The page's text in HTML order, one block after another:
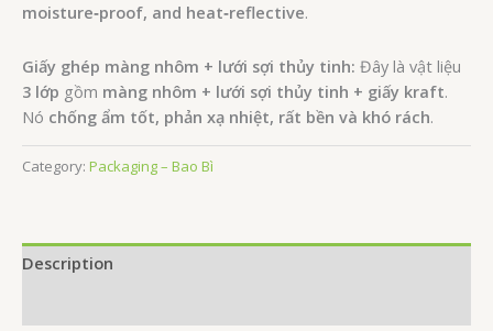
moisture‑proof, and heat‑reflective.
Giấy ghép màng nhôm + lưới sợi thủy tinh: Đây là vật liệu
3 lớp gồm màng nhôm + lưới sợi thủy tinh + giấy kraft.
Nó chống ẩm tốt, phản xạ nhiệt, rất bền và khó rách.
Category: Packaging – Bao Bì
Description